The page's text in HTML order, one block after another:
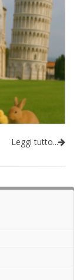
Leggi tutto...